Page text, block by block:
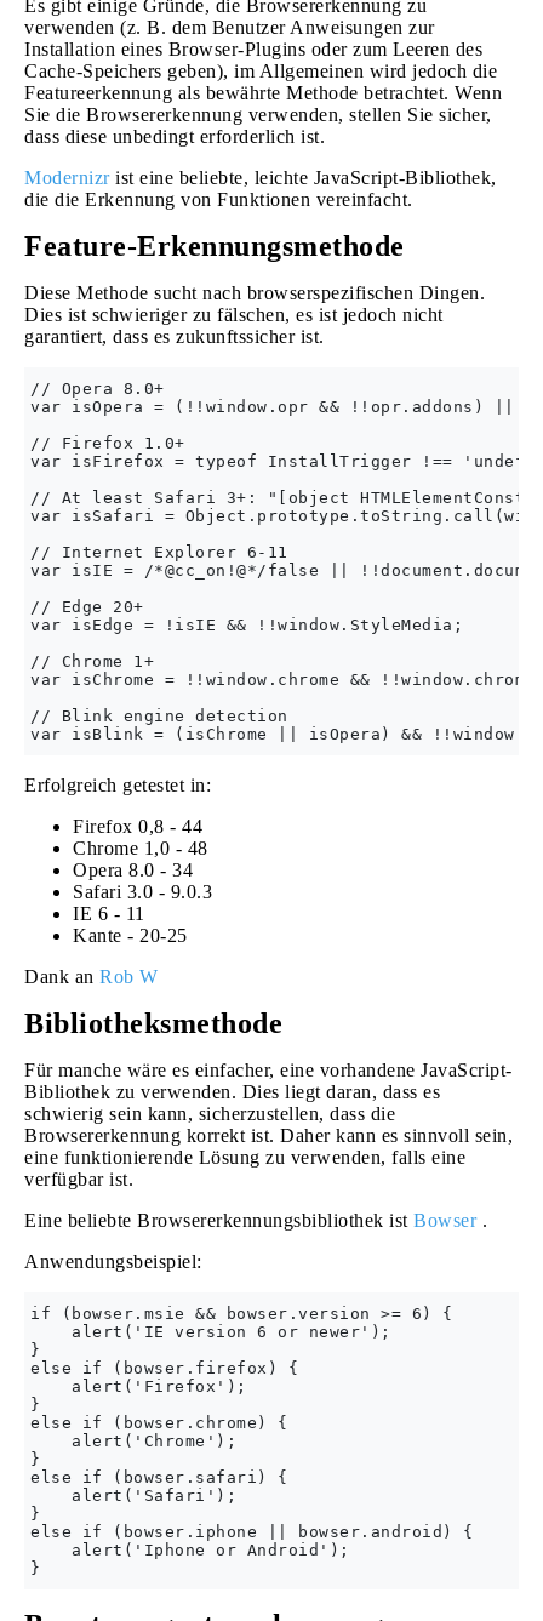
Es gibt einige Gründe, die Browsererkennung zu
verwenden (z. B. dem Benutzer Anweisungen zur
Installation eines Browser-Plugins oder zum Leeren des
Cache-Speichers geben), im Allgemeinen wird jedoch die
Featureerkennung als bewährte Methode betrachtet. Wenn
Sie die Browsererkennung verwenden, stellen Sie sicher,
dass diese unbedingt erforderlich ist.
Modernizrist eine beliebte, leichte JavaScript-Bibliothek,
die die Erkennung von Funktionen vereinfacht.
Feature-Erkennungsmethode
Diese Methode sucht nach browserspezifischen Dingen.
Dies ist schwieriger zu fälschen, es ist jedoch nicht
garantiert, dass es zukunftssicher ist.
// Opera 8.0+
var isOpera = (!!window.opr && !!opr.addons) ||
// Firefox 1.0+
var isFirefox = typeof InstallTrigger !==
// At least Safari 3+: "[object
var isSafari =
// Internet Explorer 6-11
var isIE = /*@cc_on!@*/false ||
// Edge 20+
var isEdge = !isIE && !!window.StyleMedia;
// Chrome 1+
var isChrome = !!window.chrome &&
// Blink engine detection
Erfolgreich getestet in:
Firefox 0,8 - 44
Chrome 1,0 - 48
Opera 8.0 - 34
Safari 3.0 - 9.0.3
IE 6 - 11
Kante - 20-25
Dank an Rob W
Bibliotheksmethode
Für manche wäre es einfacher, eine vorhandene JavaScript-
Bibliothek zu verwenden. Dies liegt daran, dass es
schwierig sein kann, sicherzustellen, dass die
Browsererkennung korrekt ist. Daher kann es sinnvoll sein,
eine funktionierende Lösung zu verwenden, falls eine
verfügbar ist.
Eine beliebte Browsererkennungsbibliothek ist Bowser.
Anwendungsbeispiel:
if (bowser.msie && bowser.version >= 6) {
    alert('IE version 6 or newer');
}
else if (bowser.firefox) {
    alert('Firefox');
}
else if (bowser.chrome) {
    alert('Chrome');
}
else if (bowser.safari) {
    alert('Safari');
}
else if (bowser.iphone || bowser.android) {
    alert('Iphone or Android');